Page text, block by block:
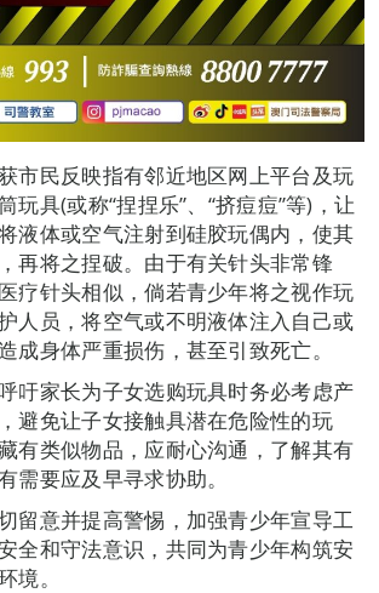
市民反映指有邻近地区网上平台及玩
玩具(或称“捏捏乐”、“挤痘痘”等)，让
液体或空气注射到硅胶玩偶内，使其
再将之捏破。由于有关针头非常锋
疗针头相似，倘若青少年将之视作玩
人员，将空气或不明液体注入自己或
成身体严重损伤，甚至引致死亡。
吁家长为子女选购玩具时务必考虑产
避免让子女接触具潜在危险性的玩
有类似物品，应耐心沟通，了解其有
需要应及早寻求协助。
留意并提高警惕，加强青少年宣导工
全和守法意识，共同为青少年构筑安
境。